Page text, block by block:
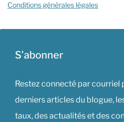
Conditions générales légales
S’abonner
Restez connecté par courriel
derniers articles du blogue,
taux, des actualités et des